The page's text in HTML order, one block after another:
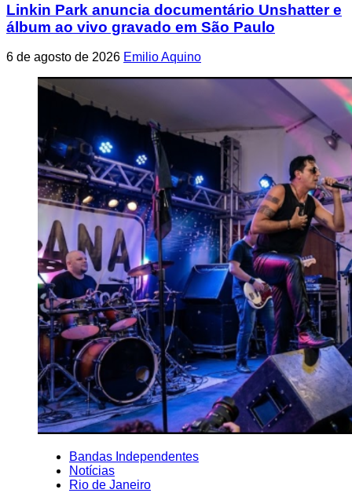
Linkin Park anuncia documentário Unshatter e
álbum ao vivo gravado em São Paulo
6 de agosto de 2026 Emilio Aquino
Bandas Independentes
Notícias
Rio de Janeiro